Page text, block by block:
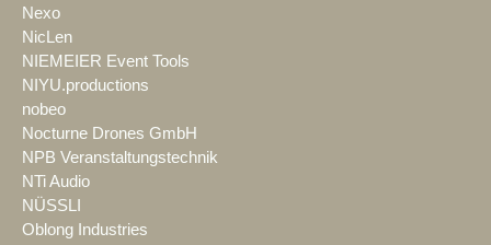
Nexo
NicLen
NIEMEIER Event Tools
NIYU.productions
nobeo
Nocturne Drones GmbH
NPB Veranstaltungstechnik
NTi Audio
NÜSSLI
Oblong Industries